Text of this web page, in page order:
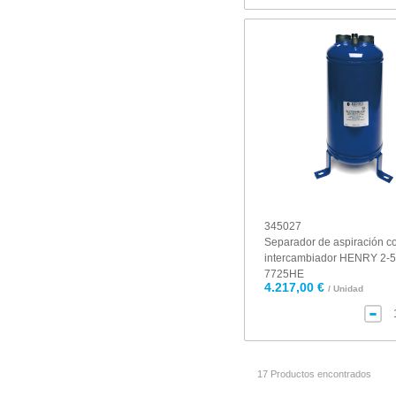
345027
Separador de aspiración
intercambiador HENRY 2-
7725HE
4.217,00 € / Unidad
17 Productos encontrados